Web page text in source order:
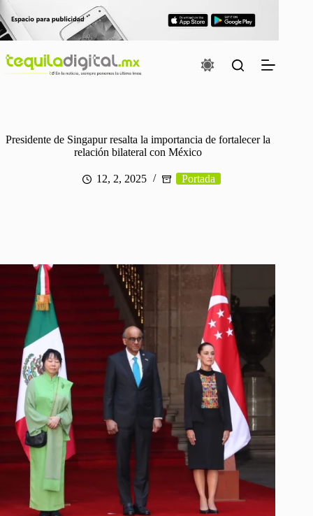
Saltar
al
contenido
Presidente de Singapur resalta la importancia de fortalecer la
relación bilateral con México
12, 2, 2025 Portada